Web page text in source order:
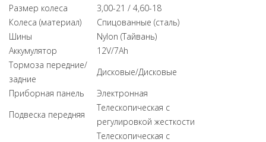
Размер колеса
3,00-21 / 4,60-18
Колеса (материал)
Cпицованные (сталь)
Шины
Nylon (Тайвань)
Аккумулятор
12V/7Ah
Тормоза передние/
задние
Дисковые/Дисковые
Приборная панель
Электронная
Подвеска передняя
Телескопическая с
регулировкой жесткости
Телескопическая с